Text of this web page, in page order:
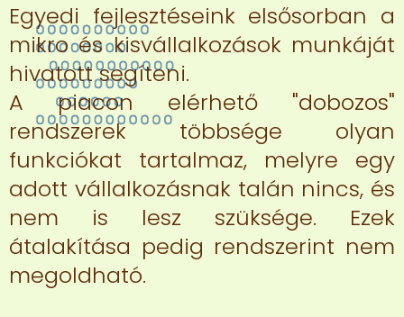
Egyedi fejlesztéseink elsősorban a
mikro és kisvállalkozások munkáját
hivatott segíteni.
A piacon elérhető "dobozos"
rendszerek többsége olyan
funkciókat tartalmaz, melyre egy
adott vállalkozásnak talán nincs, és
nem is lesz szüksége. Ezek
átalakítása pedig rendszerint nem
megoldható.